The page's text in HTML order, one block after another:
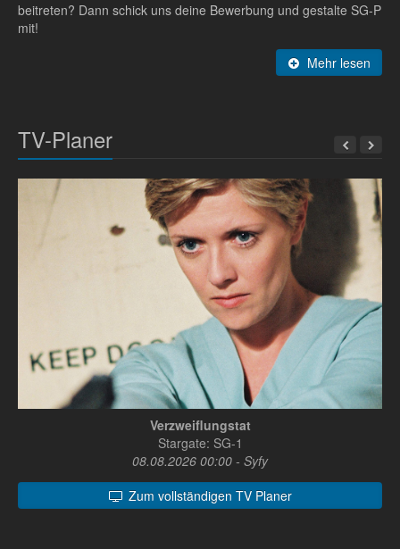
beitreten? Dann schick uns deine Bewerbung und gestalte SG-P
mit!
Mehr lesen
TV-Planer
Verzweiflungstat
Stargate: SG-1
08.08.2026 00:00 - Syfy
Zum vollständigen TV Planer